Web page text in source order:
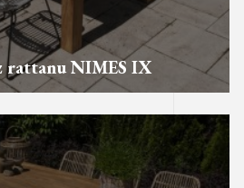
rattanu NIMES IX